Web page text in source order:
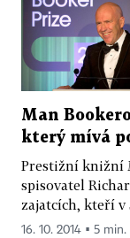
Man
který mívá
Prestižní knižní
spisovatel
zajatcích, kteří v
16. 10. 2014 ▪ 5